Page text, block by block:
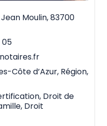
Moulin, 83700
05
Côte d’Azur, Région,
Droit de
Droit